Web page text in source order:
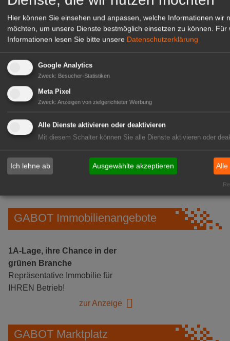
Gärtnerei Hanns
Logistikhalle
Herongen
GABOT Immobilienangebote
1A-Lage, ihre Chance in der
grünen Branche
Repräsentative Immobilie für
IHREN Betrieb!
zur Anzeige
GABOT Marktplatz
Hier können Sie einsehen und anpassen, welche Informationen wir
möchten, um unsere Dienste bestmöglich einsetzen zu können.
Für
Informationen lesen Sie bitte unsere Datenschutzerklärung
Google Analytics
Zweck: Besucher-Statistiken
Meta Pixel
Zweck: Anzeigen von zielgerichteter Werbung
Alle Dienste aktivieren oder deaktivieren
Mit diesem Schalter können Sie alle Dienste aktivieren oder
Ich lehne ab Ausgewählte akzeptieren Alle